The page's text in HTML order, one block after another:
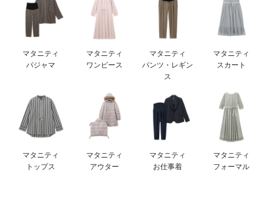
Gift Selection 出産祝い
保育園・入園準備特集
ファルスカ
デロンギ
マタニティ
パジャマ
マタニティ
ワンピース
マタニティ
パンツ・レギン
ス
マタニティ
スカート
マタニティ
トップス
マタニティ
アウター
マタニティ
お仕事着
マタニティ
フォーマル